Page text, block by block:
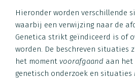
Hieronder worden verschillende
waarbij een verwijzing naar de
Genetica strikt geïndiceerd is of
worden. De beschreven situaties
het moment voorafgaand aan het
genetisch onderzoek en situaties